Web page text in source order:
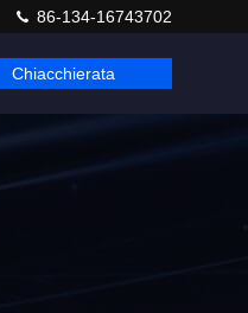
86-134-16743702
Chiacchierata